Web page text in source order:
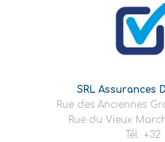
SRL Assurances
Rue des Anciennes
Rue du Vieux
Tél.